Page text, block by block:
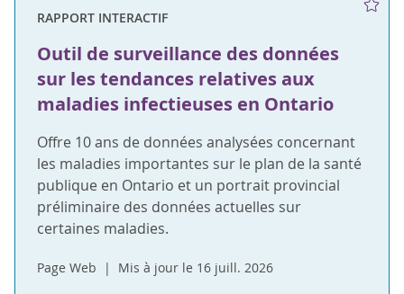
RAPPORT INTERACTIF
Outil de surveillance des données
sur les tendances relatives aux
maladies infectieuses en Ontario
Offre 10 ans de données analysées concernant
les maladies importantes sur le plan de la santé
publique en Ontario et un portrait provincial
préliminaire des données actuelles sur
certaines maladies.
Page Web Mis à jour le 16 juill. 2026